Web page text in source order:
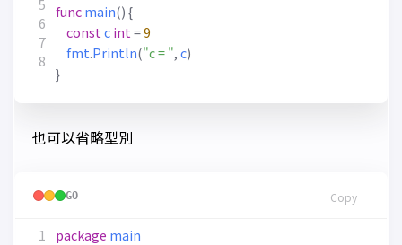
7
funcmain() {
const cint =9
fmt.Println("c = ", c)
}
也可以省略型別
GO Copy
package main